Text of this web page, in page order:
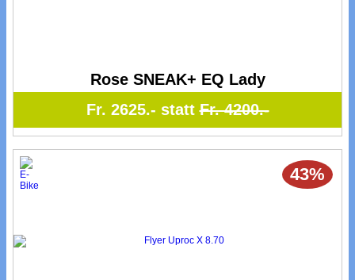
Rose SNEAK+ EQ Lady
Fr. 2625.- stattFr. 4200.-
43%